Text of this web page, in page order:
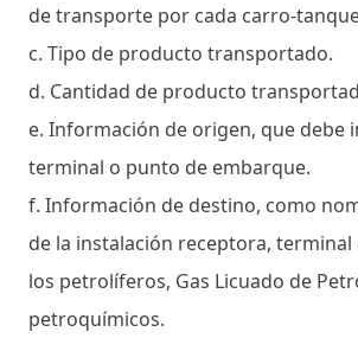
de transporte por cada carro-
c. Tipo de producto transportado.
d. Cantidad de producto
e. Información de origen, que debe
terminal o punto de embarque.
f. Información de destino, como
de la instalación receptora,
los petrolíferos, Gas Licuado de
petroquímicos.